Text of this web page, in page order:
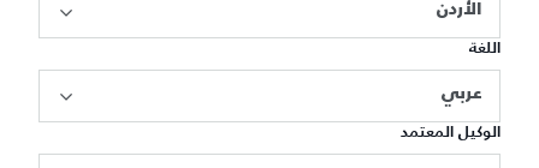
الأردن
اللغة
عربي
الوكيل المعتمد